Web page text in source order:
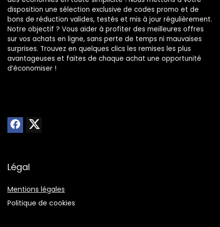
disposition une sélection exclusive de codes promo et de
bons de réduction valides, testés et mis à jour régulièrement.
Notre objectif ? Vous aider à profiter des meilleures offres
sur vos achats en ligne, sans perte de temps ni mauvaises
surprises. Trouvez en quelques clics les remises les plus
avantageuses et faites de chaque achat une opportunité
d’économiser !
Légal
Mentions légales
Politique de cookies